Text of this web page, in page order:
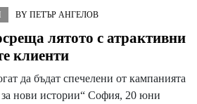
BY ПЕТЪР АНГЕЛОВ
лятото с атрактивни
клиенти
да бъдат спечелени от кампанията
нови истории“ София, 20 юни